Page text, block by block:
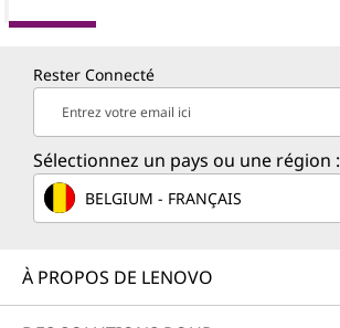
Rester Connecté
Entrez votre email ici
Sélectionnez un pays ou une région :
BELGIUM - FRANÇAIS
À PROPOS DE LENOVO